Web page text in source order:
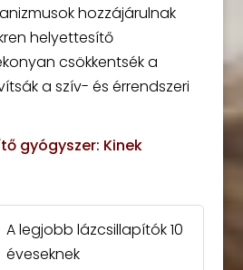
hozzájárulnak
helyettesítő
csökkentsék a
a szív- és érrendszeri
gyógyszer: Kinek
A legjobb lázcsillapítók 10
éveseknek